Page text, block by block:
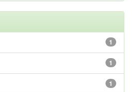
1
1
1